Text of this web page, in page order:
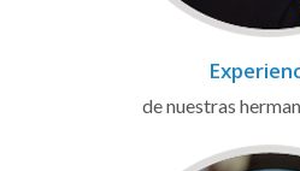
de nuestras